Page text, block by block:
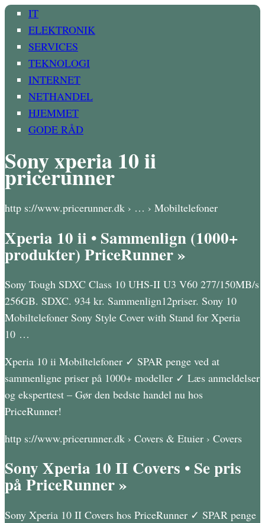
IT
ELEKTRONIK
SERVICES
TEKNOLOGI
INTERNET
NETHANDEL
HJEMMET
GODE RÅD
Sony xperia 10 ii
pricerunner
http s://www.pricerunner.dk › … › Mobiltelefoner
Xperia 10 ii • Sammenlign (1000+
produkter) PriceRunner »
Sony Tough SDXC Class 10 UHS-II U3 V60 277/150MB/s
256GB. SDXC. 934 kr. Sammenlign12priser. Sony 10
Mobiltelefoner Sony Style Cover with Stand for Xperia
10 …
Xperia 10 ii Mobiltelefoner ✓ SPAR penge ved at
sammenligne priser på 1000+ modeller ✓ Læs anmeldelser
og eksperttest – Gør den bedste handel nu hos
PriceRunner!
http s://www.pricerunner.dk › Covers & Etuier › Covers
Sony Xperia 10 II Covers • Se pris
på PriceRunner »
Sony Xperia 10 II Covers hos PriceRunner ✓ SPAR penge